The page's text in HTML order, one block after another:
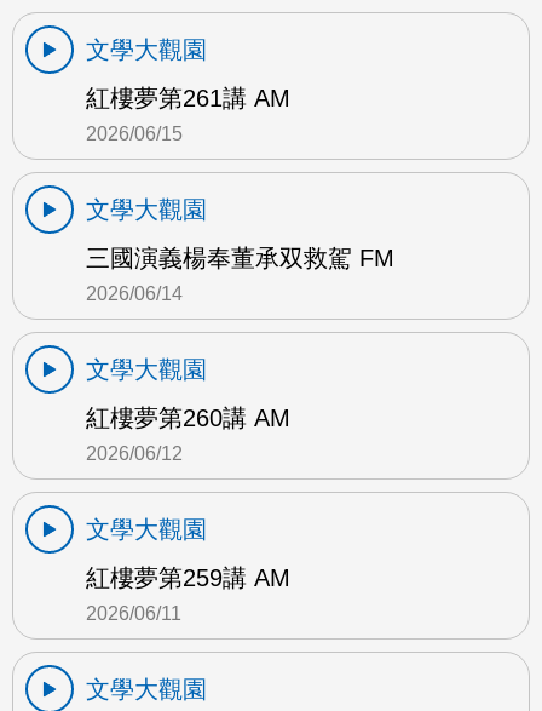
文學大觀園
紅樓夢第261講 AM
2026/06/15
文學大觀園
三國演義楊奉董承双救駕 FM
2026/06/14
文學大觀園
紅樓夢第260講 AM
2026/06/12
文學大觀園
紅樓夢第259講 AM
2026/06/11
文學大觀園